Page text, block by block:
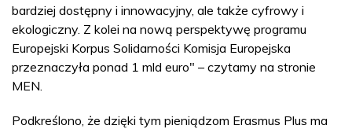
bardziej dostępny i innowacyjny, ale także cyfrowy i
ekologiczny. Z kolei na nową perspektywę programu
Europejski Korpus Solidarności Komisja Europejska
przeznaczyła ponad 1 mld euro" – czytamy na stronie
MEN.
Podkreślono, że dzięki tym pieniądzom Erasmus Plus ma